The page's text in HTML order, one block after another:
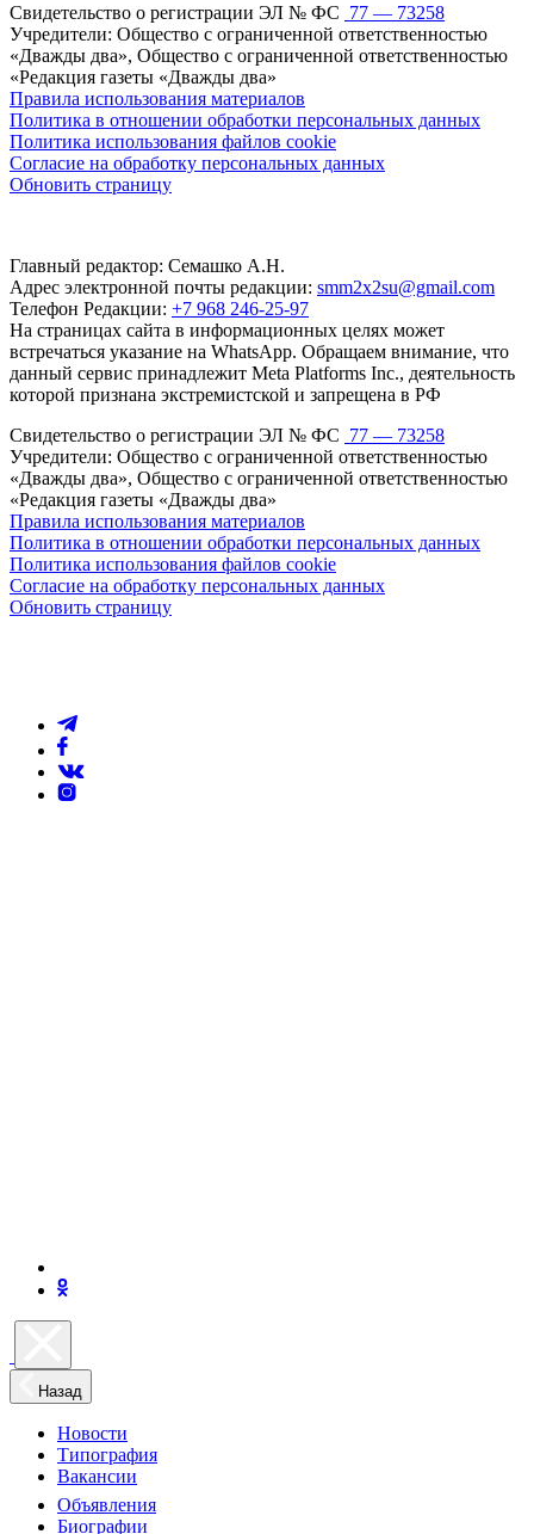
Свидетельство о регистрации ЭЛ № ФС 77 — 73258
Учредители: Общество с ограниченной ответственностью
«Дважды два», Общество с ограниченной ответственностью
«Редакция газеты «Дважды два»
Правила использования материалов
Политика в отношении обработки персональных данных
Политика использования файлов cookie
Согласие на обработку персональных данных
Обновить страницу
Главный редактор: Семашко А.Н.
Адрес электронной почты редакции: smm2x2su@gmail.com
Телефон Редакции: +7 968 246-25-97
На страницах сайта в информационных целях может
встречаться указание на WhatsApp. Обращаем внимание, что
данный сервис принадлежит Meta Platforms Inc., деятельность
которой признана экстремистской и запрещена в РФ
Свидетельство о регистрации ЭЛ № ФС 77 — 73258
Учредители: Общество с ограниченной ответственностью
«Дважды два», Общество с ограниченной ответственностью
«Редакция газеты «Дважды два»
Правила использования материалов
Политика в отношении обработки персональных данных
Политика использования файлов cookie
Согласие на обработку персональных данных
Обновить страницу
Назад
Новости
Типография
Вакансии
Объявления
Биографии